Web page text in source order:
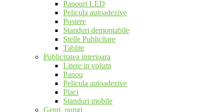
Panouri LED
Pelicula autoadezive
Postere
Standuri demontabile
Stelle Publicitare
Tablite
Publicitatea interioara
Litere in volum
Panou
Pelicula autoadezive
Placi
Standuri mobile
Genti, pungi